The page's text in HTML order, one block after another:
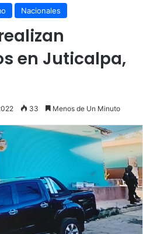
Nacionales
en Juticalpa,
33 Menos de Un Minuto